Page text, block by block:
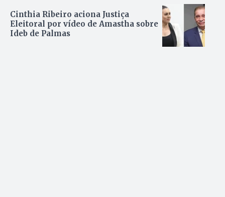
Cinthia Ribeiro aciona Justiça
Eleitoral por vídeo de Amastha sobre
Ideb de Palmas